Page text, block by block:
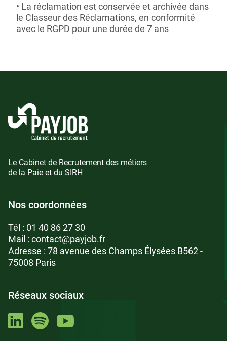
La réclamation est conservée et archivée dans
le Classeur des Réclamations, en conformité
avec le RGPD pour une durée de 7 ans
Le Cabinet de Recrutement des métiers
de la Paie et du SIRH
Nos coordonnées
Tél : 01 40 86 27 30
Mail : contact@payjob.fr
Adresse : 78 avenue des Champs Élysées B562 -
75008 Paris
Réseaux sociaux